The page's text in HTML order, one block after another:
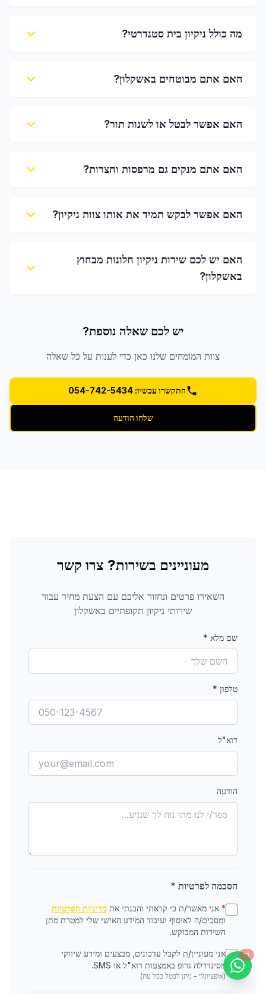
מה כולל ניקיון בית סטנדרטי?
האם אתם מבוטחים באשקלון?
האם אפשר לבטל או לשנות תור?
האם אתם מנקים גם מרפסות וחצרות?
האם אפשר לבקש תמיד את אותו צוות ניקיון?
האם יש לכם שירות ניקיון חלונות מבחוץ
באשקלון?
יש לכם שאלה נוספת?
צוות המומחים שלנו כאן כדי לענות על כל שאלה
התקשרו עכשיו: 054-742-5434
שלחו הודעה
מעוניינים בשירות? צרו קשר
השאירו פרטים ונחזור אליכם עם הצעת מחיר עבור
שירותי ניקיון תקופתיים באשקלון
שם מלא *
טלפון *
דוא"ל
הודעה
הסכמה לפרטיות *
* אני מאשר/ת כי קראתי והבנתי את מדיניות הפרטיות
ומסכים/ה לאיסוף ועיבוד המידע האישי שלי למטרת מתן
השירות המבוקש.
אני מעוניין/ת לקבל עדכונים, מבצעים ומידע שיווקי
מסינדרלה גרופ באמצעות דוא"ל או SMS.
(אופציונלי - ניתן לבטל בכל עת)
חי